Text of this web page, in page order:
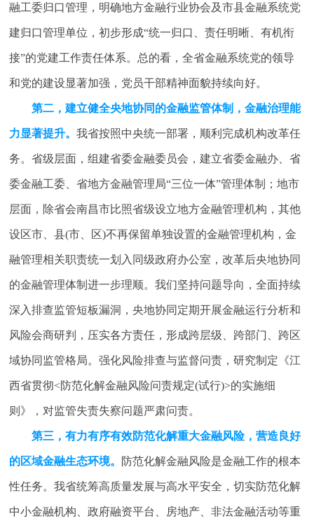
融工委归口管理，明确地方金融行业协会及市县金融系统党
建归口管理单位，初步形成“统一归口、责任明晰、有机衔
接”的党建工作责任体系。总的看，全省金融系统党的领导
和党的建设显著加强，党员干部精神面貌持续向好。
第二，建立健全央地协同的金融监管体制，金融治理能
力显著提升。 我省按照中央统一部署，顺利完成机构改革任
务。省级层面，组建省委金融委员会，建立省委金融办、省
委金融工委、省地方金融管理局“三位一体”管理体制；地市
层面，除省会南昌市比照省级设立地方金融管理机构，其他
设区市、县(市、区)不再保留单独设置的金融管理机构，金
融管理相关职责统一划入同级政府办公室，改革后央地协同
的金融管理体制进一步理顺。我们坚持问题导向，全面持续
深入排查监管短板漏洞，央地协同定期开展金融运行分析和
风险会商研判，压实各方责任，形成跨层级、跨部门、跨区
域协同监管格局。强化风险排查与监督问责，研究制定《江
西省贯彻<防范化解金融风险问责规定(试行)>的实施细
则》，对监管失责失察问题严肃问责。
第三，有力有序有效防范化解重大金融风险，营造良好
的区域金融生态环境。 防范化解金融风险是金融工作的根本
性任务。我省统筹高质量发展与高水平安全，切实防范化解
中小金融机构、政府融资平台、房地产、非法金融活动等重